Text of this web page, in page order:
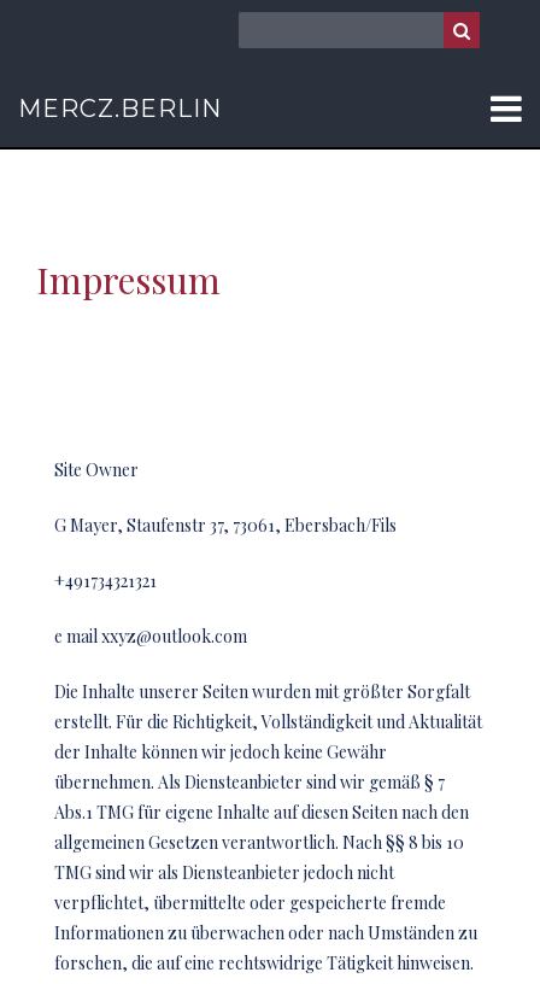
MERCZ.BERLIN
Impressum
Site Owner
G Mayer, Staufenstr 37, 73061, Ebersbach/Fils
+491734321321
e mail xxyz@outlook.com
Die Inhalte unserer Seiten wurden mit größter Sorgfalt
erstellt. Für die Richtigkeit, Vollständigkeit und Aktualität
der Inhalte können wir jedoch keine Gewähr
übernehmen. Als Diensteanbieter sind wir gemäß § 7
Abs.1 TMG für eigene Inhalte auf diesen Seiten nach den
allgemeinen Gesetzen verantwortlich. Nach §§ 8 bis 10
TMG sind wir als Diensteanbieter jedoch nicht
verpflichtet, übermittelte oder gespeicherte fremde
Informationen zu überwachen oder nach Umständen zu
forschen, die auf eine rechtswidrige Tätigkeit hinweisen.